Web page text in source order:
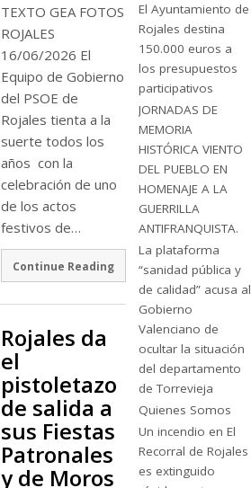
TEXTO GEA FOTOS
ROJALES
16/06/2026 El
Equipo de Gobierno
del PSOE de
Rojales tienta a la
suerte todos los
años con la
celebración de uno
de los actos
festivos de…
Continue Reading
Rojales da
el
pistoletazo
de salida a
sus Fiestas
Patronales
y de Moros
El Ayuntamiento de
Rojales destina
150.000 euros a
los presupuestos
participativos
JORNADAS DE
MEMORIA
HISTÓRICA VIENTO
DEL PUEBLO EN
HOMENAJE A LA
GUERRILLA
ANTIFRANQUISTA.
La plataforma
“sanidad pública y
de calidad” acusa al
Gobierno
Valenciano de
ocultar la situación
del departamento
de Torrevieja
Quienes Somos
Un incendio en El
Recorral de Rojales
es extinguido